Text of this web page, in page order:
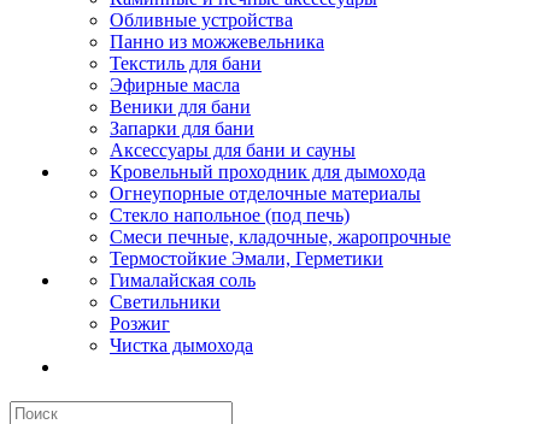
Обливные устройства
Панно из можжевельника
Текстиль для бани
Эфирные масла
Веники для бани
Запарки для бани
Аксессуары для бани и сауны
Кровельный проходник для дымохода
Огнеупорные отделочные материалы
Стекло напольное (под печь)
Смеси печные, кладочные, жаропрочные
Термостойкие Эмали, Герметики
Гималайская соль
Светильники
Розжиг
Чистка дымохода